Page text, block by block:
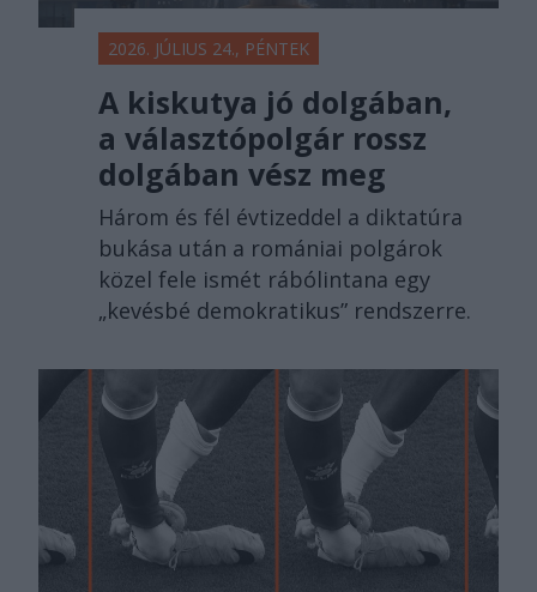
2026. JÚLIUS 24., PÉNTEK
A kiskutya jó dolgában,
a választópolgár rossz
dolgában vész meg
Három és fél évtizeddel a diktatúra
bukása után a romániai polgárok
közel fele ismét rábólintana egy
„kevésbé demokratikus” rendszerre.